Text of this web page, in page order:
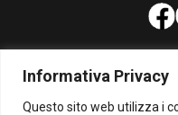
Informativa Privacy
Questo sito web utilizza i